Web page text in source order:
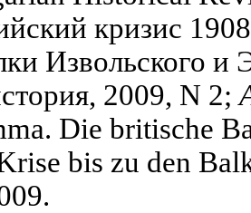
кризис
Извольского и
2009, N 2;
Die britische
bis zu den